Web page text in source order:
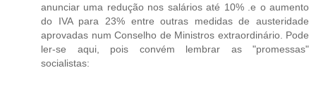
anunciar uma redução nos salários até 10% .e o aumento
do IVA para 23% entre outras medidas de austeridade
aprovadas num Conselho de Ministros extraordinário. Pode
ler-se aqui, pois convém lembrar as "promessas"
socialistas: